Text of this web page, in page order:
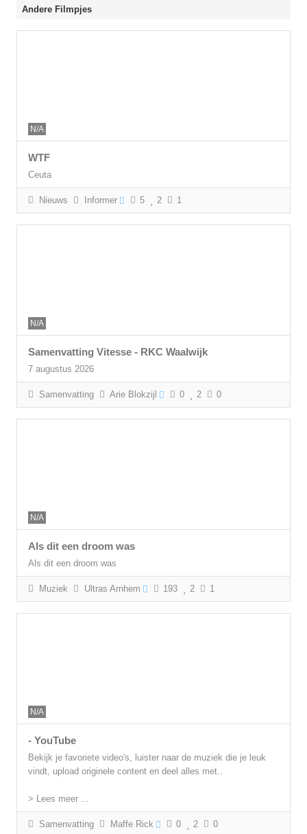
Andere Filmpjes
N/A
WTF
Ceuta
Nieuws Informer 5 2 1
N/A
Samenvatting Vitesse - RKC Waalwijk
7 augustus 2026
Samenvatting Arie Blokzijl 0 2 0
N/A
Als dit een droom was
Als dit een droom was
Muziek Ultras Arnhem 193 2 1
N/A
- YouTube
Bekijk je favoriete video's, luister naar de muziek die je leuk
vindt, upload originele content en deel alles met..
> Lees meer ...
Samenvatting Maffe Rick 0 2 0